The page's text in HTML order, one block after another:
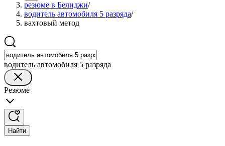
резюме в Белиджи/
водитель автомобиля 5 разряда/
вахтовый метод
водитель автомобиля 5 разряда
Резюме
Найти